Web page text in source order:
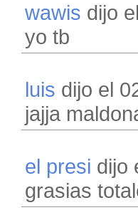
wawis dijo
yo tb
luis dijo el
jajja
el presi dijo
grasias